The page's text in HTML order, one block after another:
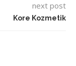
next post
Kore Kozmetik